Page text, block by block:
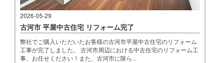
2026-05-29
古河市 平屋中古住宅 リフォーム完了
弊社でご購入いただいたお客様の古河市平屋中古住宅のリフォーム
工事が完了しました。 古河市周辺における中古住宅のリフォーム工
事、お任せください！また、古河市に限ら...